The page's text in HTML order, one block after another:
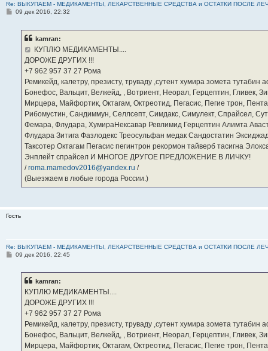
Re: ВЫКУПАЕМ - МЕДИКАМЕНТЫ, ЛЕКАРСТВЕННЫЕ СРЕДСТВА и ОСТАТКИ ПОСЛЕ
С09 дек 2016, 22:32
kamran:
КУПЛЮ МЕДИКАМЕНТЫ....
ДОРОЖЕ ДРУГИХ !!!
‪+7 962 957 37 27‬ Рома
Ремикейд, калетру, презисту, труваду ,сутент хумира зомета
Бонефос, Вальцит, Велкейд, , Вотриент, Неорал, Герцептин, Гливек,
Мирцера, Майфортик, Октагам, Октреотид, Пегасис, Пегие трон,
Рибомустин, Сандиммун, Селлсепт, Симдакс, Симулект, Спрайсел,
Фемара, Флудара, ХумираНексавар Ревлимид Герцептин Алимта
Флудара Зитига Фазлодекс Треосульфан медак Сандостатин
Таксотер Октагам Пегасис пегинтрон рекормон тайверб тасигна
Энплейт спрайсел И МНОГОЕ ДРУГОЕ ПРЕДЛОЖЕНИЕ В ЛИЧКУ!
/roma.mamedov2016@yandex.ru /
(Выезжаем в любые города России.)
Гость
Re: ВЫКУПАЕМ - МЕДИКАМЕНТЫ, ЛЕКАРСТВЕННЫЕ СРЕДСТВА и ОСТАТКИ ПОСЛЕ
С09 дек 2016, 22:45
kamran:
КУПЛЮ МЕДИКАМЕНТЫ....
ДОРОЖЕ ДРУГИХ !!!
‪+7 962 957 37 27‬ Рома
Ремикейд, калетру, презисту, труваду ,сутент хумира зомета
Бонефос, Вальцит, Велкейд, , Вотриент, Неорал, Герцептин, Гливек,
Мирцера, Майфортик, Октагам, Октреотид, Пегасис, Пегие трон,